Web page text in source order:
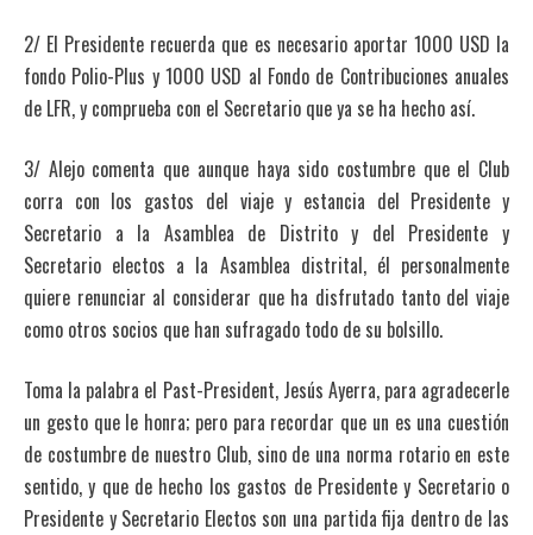
2/ El Presidente recuerda que es necesario aportar 1000 USD la
fondo Polio-Plus y 1000 USD al Fondo de Contribuciones anuales
de LFR, y comprueba con el Secretario que ya se ha hecho así.
3/ Alejo comenta que aunque haya sido costumbre que el Club
corra con los gastos del viaje y estancia del Presidente y
Secretario a la Asamblea de Distrito y del Presidente y
Secretario electos a la Asamblea distrital, él personalmente
quiere renunciar al considerar que ha disfrutado tanto del viaje
como otros socios que han sufragado todo de su bolsillo.
Toma la palabra el Past-President, Jesús Ayerra, para agradecerle
un gesto que le honra; pero para recordar que un es una cuestión
de costumbre de nuestro Club, sino de una norma rotario en este
sentido, y que de hecho los gastos de Presidente y Secretario o
Presidente y Secretario Electos son una partida fija dentro de las